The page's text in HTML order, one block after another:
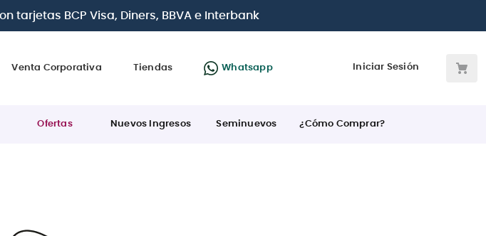
tarjetas BCP Visa, Diners, BBVA e Interbank
Venta Corporativa Tiendas Whatsapp Iniciar Sesión
Ofertas Nuevos Ingresos Seminuevos ¿Cómo Comprar?